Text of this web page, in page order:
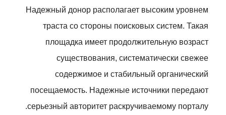
Надежный донор располагает высоким уровнем
траста со стороны поисковых систем. Такая
площадка имеет продолжительную возраст
существования, систематически свежее
содержимое и стабильный органический
посещаемость. Надежные источники передают
серьезный авторитет раскручиваемому порталу.